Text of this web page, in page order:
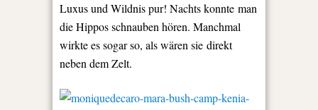
Luxus und Wildnis pur! Nachts konnte man
die Hippos schnauben hören. Manchmal
wirkte es sogar so, als wären sie direkt
neben dem Zelt.